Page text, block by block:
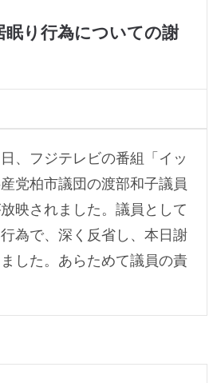
眠り行為についての謝
、フジテレビの番組「イッ
党柏市議団の渡部和子議員
映されました。議員として
為で、深く反省し、本日謝
した。あらためて議員の責